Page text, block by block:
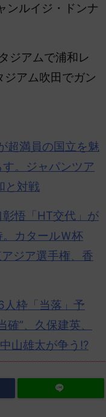
ンルイジ・ドンナ
ジアムで浦和レ
ジアム吹田でガン
超満員の国立を魅
。ジャパンツア
と対戦
彰悟「HT交代」が
カタールＷ杯
ジア選手権、香
人枠「当落」予
”、久保建英、
山雄太が争う!?